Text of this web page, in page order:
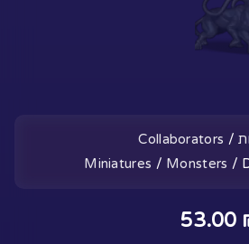
/
Collaborators
Miniatures / Monsters /
53.00